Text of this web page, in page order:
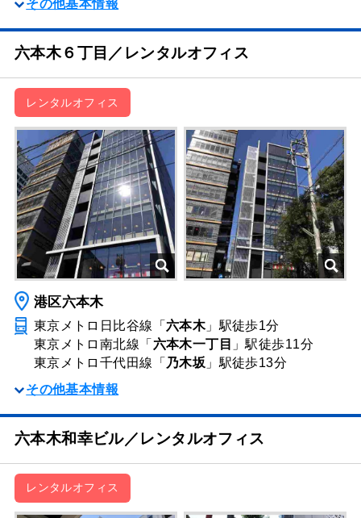
その他基本情報
六本木６丁目／レンタルオフィス
レンタルオフィス
港区六本木
東京メトロ日比谷線「 六本木」駅徒歩1分
東京メトロ南北線「 六本木一丁目 」駅徒歩11分
東京メトロ千代田線「 乃木坂 」駅徒歩13分
その他基本情報
六本木和幸ビル／レンタルオフィス
レンタルオフィス